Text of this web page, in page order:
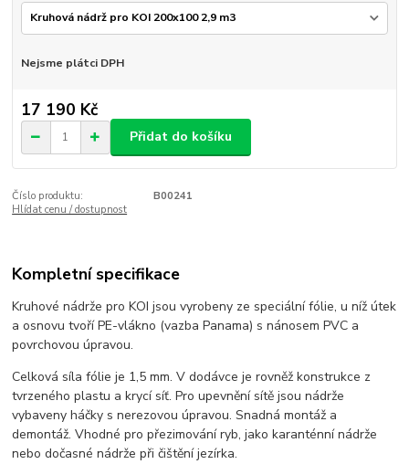
Nejsme plátci DPH
17 190 Kč
Přidat do košíku
Číslo produktu:
B00241
Hlídat cenu / dostupnost
Kompletní specifikace
Kruhové nádrže pro KOI jsou vyrobeny ze speciální fólie, u níž útek
a osnovu tvoří PE-vlákno (vazba Panama) s nánosem PVC a
povrchovou úpravou.
Celková síla fólie je 1,5 mm. V dodávce je rovněž konstrukce z
tvrzeného plastu a krycí síť. Pro upevnění sítě jsou nádrže
vybaveny háčky s nerezovou úpravou. Snadná montáž a
demontáž. Vhodné pro přezimování ryb, jako karanténní nádrže
nebo dočasné nádrže při čištění jezírka.